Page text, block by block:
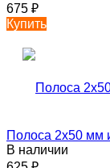
675 ₽
Купить
Полоса 2х50 мм
В наличии